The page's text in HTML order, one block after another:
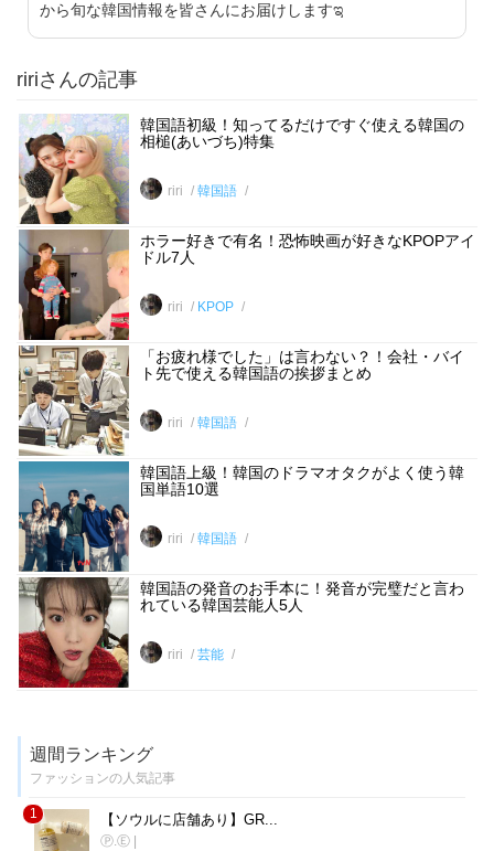
から旬な韓国情報を皆さんにお届けしますಇ
ririさんの記事
韓国語初級！知ってるだけですぐ使える韓国の
相槌(あいづち)特集
riri 韓国語
ホラー好きで有名！恐怖映画が好きなKPOPアイ
ドル7人
riri KPOP
「お疲れ様でした」は言わない？！会社・バイ
ト先で使える韓国語の挨拶まとめ
riri 韓国語
韓国語上級！韓国のドラマオタクがよく使う韓
国単語10選
riri 韓国語
韓国語の発音のお手本に！発音が完璧だと言わ
れている韓国芸能人5人
riri 芸能
週間ランキング
ファッションの人気記事
1 【ソウルに店舗あり】GR...
Ⓟ.Ⓔ